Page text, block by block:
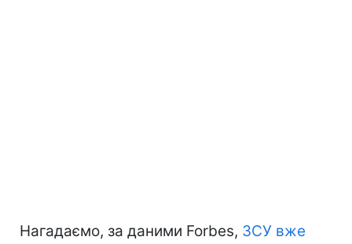
Нагадаємо, за даними Forbes, ЗСУ вже